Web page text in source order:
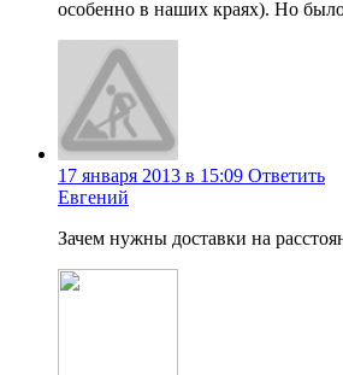
особенно в наших краях). Но
17 января 2013 в 15:09 Ответить
Евгений
Зачем нужны доставки на